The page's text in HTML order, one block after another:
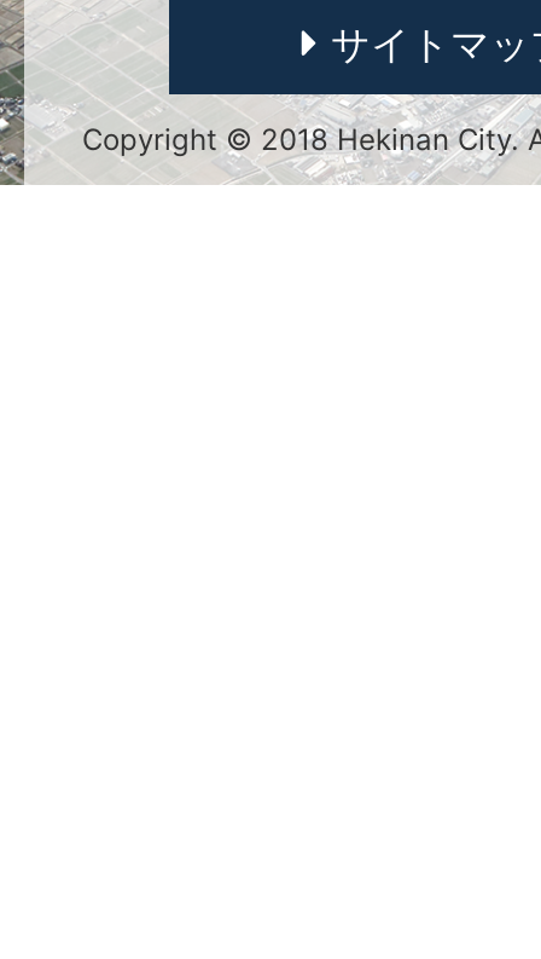
サイトマッ
Copyright © 2018 Hekinan City.